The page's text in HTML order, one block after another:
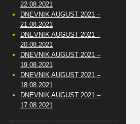
22.08.2021
DNEVNIK AUGUST 2021 –
21.08.2021
DNEVNIK AUGUST 2021 –
20.08.2021
DNEVNIK AUGUST 2021 –
19.08.2021
DNEVNIK AUGUST 2021 –
18.08.2021
DNEVNIK AUGUST 2021 –
17.08.2021